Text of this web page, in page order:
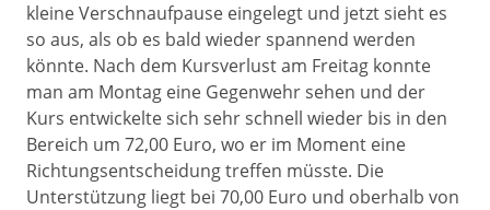
kleine Verschnaufpause eingelegt und jetzt sieht es
so aus, als ob es bald wieder spannend werden
könnte. Nach dem Kursverlust am Freitag konnte
man am Montag eine Gegenwehr sehen und der
Kurs entwickelte sich sehr schnell wieder bis in den
Bereich um 72,00 Euro, wo er im Moment eine
Richtungsentscheidung treffen müsste. Die
Unterstützung liegt bei 70,00 Euro und oberhalb von